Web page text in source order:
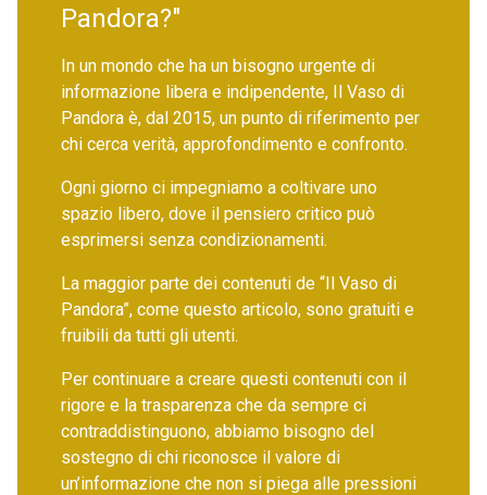
Pandora?"
In un mondo che ha un bisogno urgente di
informazione libera e indipendente, Il Vaso di
Pandora è, dal 2015, un punto di riferimento per
chi cerca verità, approfondimento e confronto.
Ogni giorno ci impegniamo a coltivare uno
spazio libero, dove il pensiero critico può
esprimersi senza condizionamenti.
La maggior parte dei contenuti de “Il Vaso di
Pandora”, come questo articolo, sono gratuiti e
fruibili da tutti gli utenti.
Per continuare a creare questi contenuti con il
rigore e la trasparenza che da sempre ci
contraddistinguono, abbiamo bisogno del
sostegno di chi riconosce il valore di
un’informazione che non si piega alle pressioni